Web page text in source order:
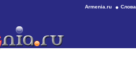
Armenia.ru